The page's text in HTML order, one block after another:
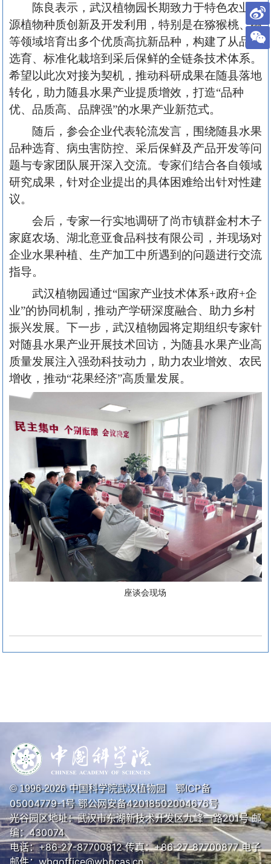
陈良表示，武汉植物园长期致力于特色农业资
源植物种质创新及开发利用，特别是在猕猴桃、桃
等领域培育出多个优质高抗新品种，构建了从品种
选育、标准化栽培到采后保鲜的全链条技术体系。
希望以此次对接为契机，推动科研成果在随县落地
转化，助力随县水果产业提质增效，打造“品种
优、品质高、品牌强”的水果产业新范式。
随后，参会企业代表轮流发言，围绕随县水果
品种选育、病虫害防控、采后保鲜及产品开发等问
题与专家团队展开深入交流。专家们结合各自领域
研究成果，针对企业提出的具体困难给出针对性建
议。
会后，专家一行实地调研了尚市镇群金村木子
家庭农场、湖北意亚食品科技有限公司，并现场对
企业水果种植、生产加工中所遇到的问题进行交流
指导。
武汉植物园通过“国家产业技术体系+政府+企
业”的协同机制，推动产学研深度融合、助力乡村
振兴发展。下一步，武汉植物园将定期组织专家针
对随县水果产业开展技术回访，为随县水果产业高
质量发展注入强劲科技动力，助力农业增效、农民
增收，推动“花果经济”高质量发展。
座谈会现场
© 1996-2026中国科学院武汉植物园 鄂ICP备
05004779-1号鄂公网安备42018502004676号
光谷园区地址：武汉市东湖新技术开发区九峰一路201号 邮
编：430074
电话：+86-27-87700812 传真：+86-27-87700877 电子